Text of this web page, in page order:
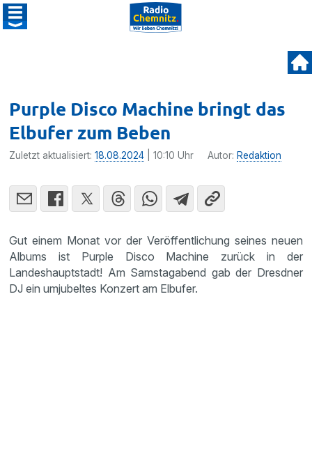
Purple Disco Machine bringt das
Elbufer zum Beben
Zuletzt aktualisiert:18.08.2024 | 10:10 Uhr Autor: Redaktion
Gut einem Monat vor der Veröffentlichung seines neuen
Albums ist Purple Disco Machine zurück in der
Landeshauptstadt! Am Samstagabend gab der Dresdner
DJ ein umjubeltes Konzert am Elbufer.